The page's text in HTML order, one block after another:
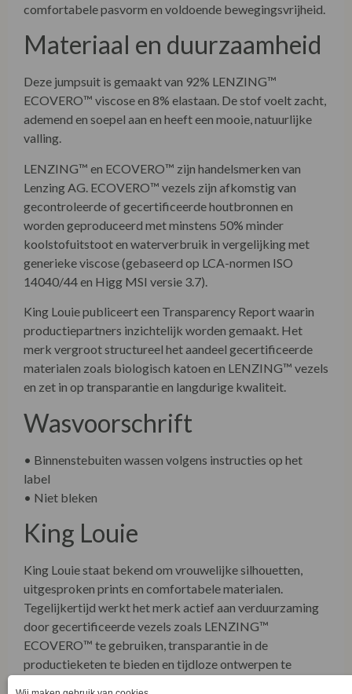
comfortabele pasvorm en voldoende bewegingsvrijheid.
Materiaal en duurzaamheid
Deze jumpsuit is gemaakt van 92% LENZING™
ECOVERO™ viscose en 8% elastaan. De stof voelt zacht,
ademend en soepel aan en heeft een mooie, natuurlijke
valling.
LENZING™ en ECOVERO™ zijn handelsmerken van
Lenzing AG. ECOVERO™ vezels zijn afkomstig van
gecontroleerde of gecertificeerde houtbronnen en
worden geproduceerd met minstens 50% minder
koolstofuitstoot en waterverbruik in vergelijking met
generieke viscose (gebaseerd op LCA-normen ISO
14040/44 en Higg MSI versie 3.7).
King Louie publiceert een Transparency Report waarin
productiepartners inzichtelijk worden gemaakt. Het
merk vergroot structureel het aandeel gecertificeerde
materialen zoals biologisch katoen en LENZING™ vezels
en zet in op transparantie en langdurige kwaliteit.
Wasvoorschrift
• Binnenstebuiten wassen volgens instructies op het
label
• Niet bleken
King Louie
King Louie staat bekend om vrouwelijke silhouetten,
uitgesproken prints en comfortabele materialen.
Tegelijkertijd werkt het merk actief aan verduurzaming
door gecertificeerde vezels zoals LENZING™
ECOVERO™ te gebruiken, transparantie in de
productieketen te bieden en tijdloze ontwerpen te